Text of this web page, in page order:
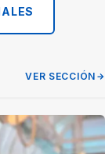
VER SECCIÓN